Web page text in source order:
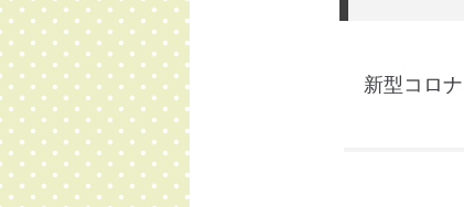
新型コロ